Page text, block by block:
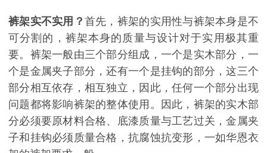
裤架实不实用？ 首先，裤架的实用性与裤架本身是不
可分割的，裤架本身的质量与设计对于实用极其重
要。裤架一般由三个部分组成，一个是实木部分，一
个是金属夹子部分，还有一个是挂钩的部分，这三个
部分相互依存，相互独立，因此，任何一个部分出现
问题都将影响裤架的整体使用。因此，裤架的实木部
分必须要原材料合格、底漆质量与工艺过关，金属夹
子和挂钩必须质量合格，抗腐蚀抗变形，一如华恩衣